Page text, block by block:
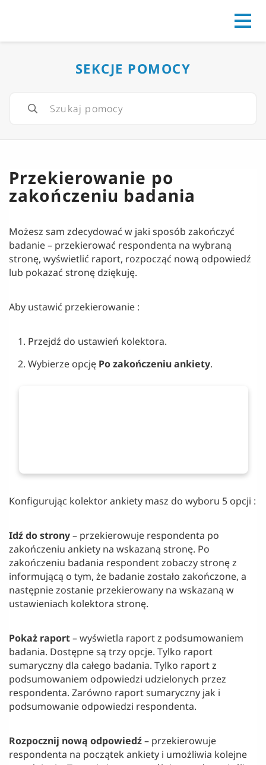
SEKCJE POMOCY
Przekierowanie po
zakończeniu badania
Możesz sam zdecydować w jaki sposób zakończyć
badanie – przekierować respondenta na wybraną
stronę, wyświetlić raport, rozpocząć nową odpowiedź
lub pokazać stronę dziękuję.
Aby ustawić przekierowanie :
Przejdź do ustawień kolektora.
Wybierze opcję Po zakończeniu ankiety.
Konfigurując kolektor ankiety masz do wyboru 5 opcji :
Idź do strony– przekierowuje respondenta po
zakończeniu ankiety na wskazaną stronę. Po
zakończeniu badania respondent zobaczy stronę z
informującą o tym, że badanie zostało zakończone, a
następnie zostanie przekierowany na wskazaną w
ustawieniach kolektora stronę.
Pokaż raport– wyświetla raport z podsumowaniem
badania. Dostępne są trzy opcje. Tylko raport
sumaryczny dla całego badania. Tylko raport z
podsumowaniem odpowiedzi udzielonych przez
respondenta. Zarówno raport sumaryczny jak i
podsumowanie odpowiedzi respondenta.
Rozpocznij nową odpowiedź– przekierowuje
respondenta na początek ankiety i umożliwia kolejne